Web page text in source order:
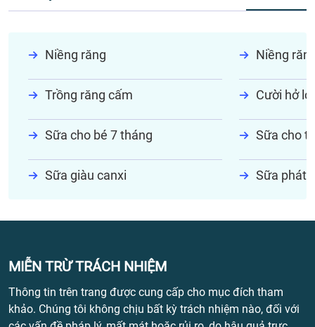
Niềng răng Niềng
Trồng răng cấm Cười hở lợi
Sữa cho bé 7 tháng Sữa cho
Sữa giàu canxi Sữa phát
MIỄN TRỪ TRÁCH NHIỆM
Thông tin trên trang được cung cấp cho mục đích tham
khảo. Chúng tôi không chịu bất kỳ trách nhiệm nào, đối với